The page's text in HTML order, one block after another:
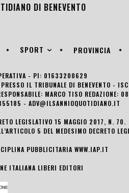
DI BENEVENTO
SPORT PROVINCIA
- PI: 01633200629
IL TRIBUNALE DI BENEVENTO -
MARCO TISO REDAZIONE:
- ADV@ILSANNIOQUOTIDIANO.IT
LEGISLATIVO 15 MAGGIO 2017, N. 70.
5 DEL MEDESIMO DECRETO
PUBBLICITARIA WWW.IAP.IT
ITALIANA LIBERI EDITORI